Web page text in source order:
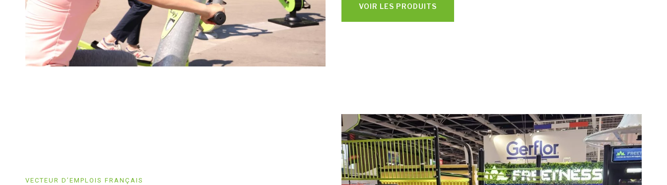
VOIR LES PRODUITS
VECTEUR D’EMPLOIS FRANÇAIS